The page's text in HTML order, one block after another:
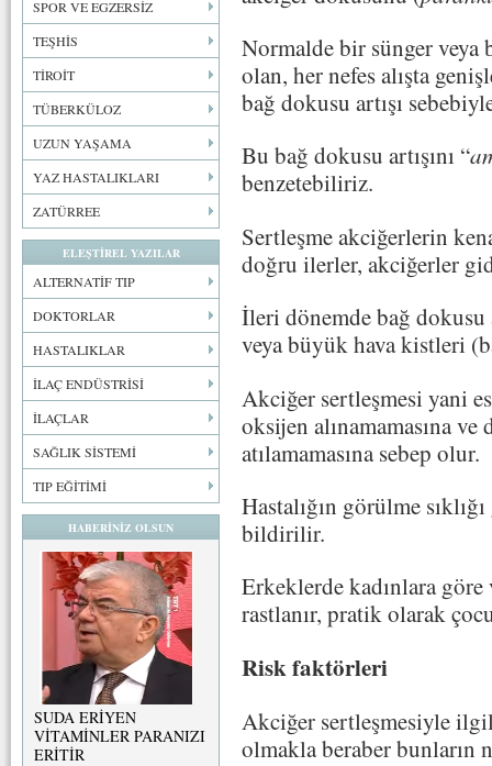
SPOR VE EGZERSİZ
TEŞHİS
TİROİT
TÜBERKÜLOZ
UZUN YAŞAMA
YAZ HASTALIKLARI
ZATÜRREE
ELEŞTİREL YAZILAR
ALTERNATİF TIP
DOKTORLAR
HASTALIKLAR
İLAÇ ENDÜSTRİSİ
İLAÇLAR
SAĞLIK SİSTEMİ
TIP EĞİTİMİ
HABERİNİZ OLSUN
SUDA ERİYEN
VİTAMİNLER PARANIZI
ERİTİR
Normalde bir sünger veya
olan, her nefes alışta
bağ dokusu artışı
Bu bağ dokusu artışını “
benzetebiliriz.
Sertleşme akciğerlerin
doğru ilerler, akciğerler
İleri dönemde bağ dokusu
veya büyük hava kistleri
Akciğer sertleşmesi yani
oksijen alınamamasına
atılamamasına sebep olur.
Hastalığın görülme
bildirilir.
Erkeklerde kadınlara
rastlanır, pratik olarak
Risk faktörleri
Akciğer sertleşmesiyle
olmakla beraber